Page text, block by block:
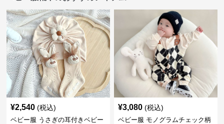
¥2,540 (税込)
ベビー服 うさぎの耳付きベビー
¥3,080 (税込)
ベビー服 モノグラムチェック柄